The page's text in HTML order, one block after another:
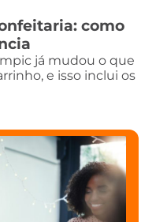
como
já mudou o que
e isso inclui os